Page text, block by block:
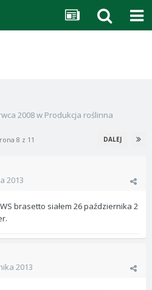
2008w Produkcja roślinna
DALEJ
8 z 11
2013
brasetto siałem 26 października 2
2013